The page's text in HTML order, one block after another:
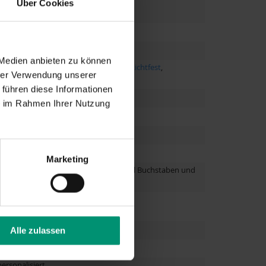
Über Cookies
anbieten zu können
Verwendung unserer
diese Informationen
Rahmen Ihrer Nutzung
Marketing
Alle zulassen
,Einweihung,Ruhestand,Einzug Richtfest,
je nach gewählter Schriftart, Anzahl Buchstaben und